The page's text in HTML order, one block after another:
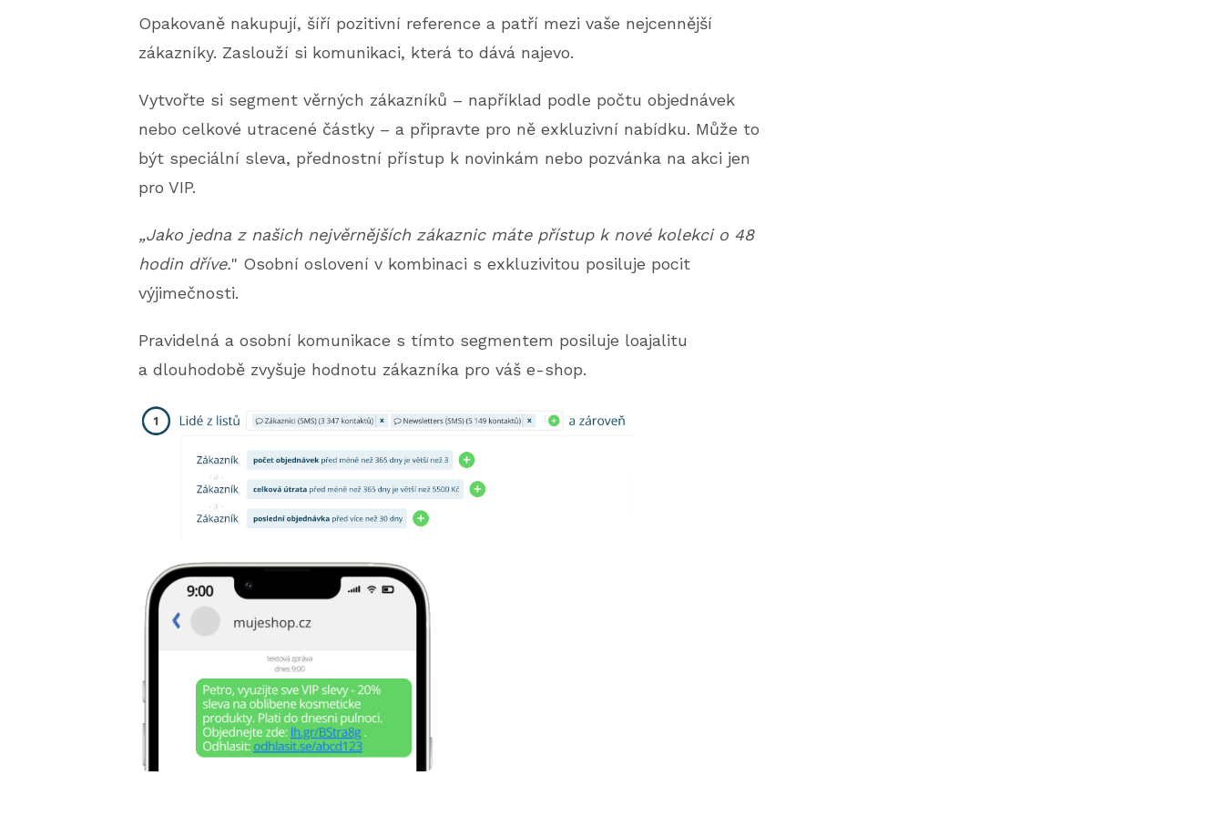
Opakovaně nakupují, šíří pozitivní reference a patří mezi vaše nejcennější
zákazníky. Zaslouží si komunikaci, která to dává najevo.
Vytvořte si segment věrných zákazníků – například podle počtu objednávek
nebo celkové utracené částky – a připravte pro ně exkluzivní nabídku. Může to
být speciální sleva, přednostní přístup k novinkám nebo pozvánka na akci jen
pro VIP.
„Jako jedna z našich nejvěrnějších zákaznic máte přístup k nové kolekci o 48
hodin dříve." Osobní oslovení v kombinaci s exkluzivitou posiluje pocit
výjimečnosti.
Pravidelná a osobní komunikace s tímto segmentem posiluje loajalitu
a dlouhodobě zvyšuje hodnotu zákazníka pro váš e-shop.